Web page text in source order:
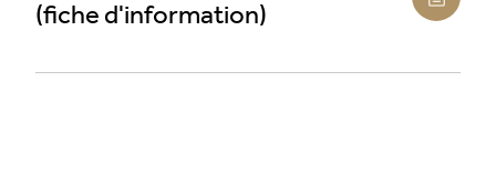
(fiche d'information)